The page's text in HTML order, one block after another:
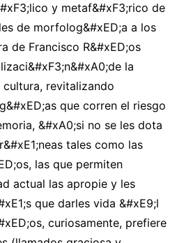
y metaf&#xF3;rico de
de morfolog&#xED;a a los
de Francisco R&#xED;os
la
revitalizando
que corren el riesgo
&#xA0;si no se les dota
tales como las
las que permiten
actual las apropie y les
que darles vida &#xE9;l
curiosamente, prefiere